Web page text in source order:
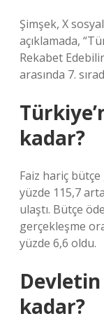
Şimşek, X
açıklamada,
Rekabet
arasında 7.
kadar?
Faiz hariç bütçe
yüzde 115,7
ulaştı. Bütçe
gerçekleşme
yüzde 6,6 oldu.
Devletin
kadar?